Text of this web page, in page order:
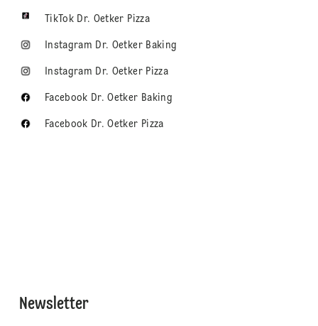
TikTok Dr. Oetker Pizza
Instagram Dr. Oetker Baking
Instagram Dr. Oetker Pizza
Facebook Dr. Oetker Baking
Facebook Dr. Oetker Pizza
Newsletter